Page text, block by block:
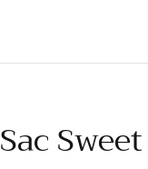
Sac